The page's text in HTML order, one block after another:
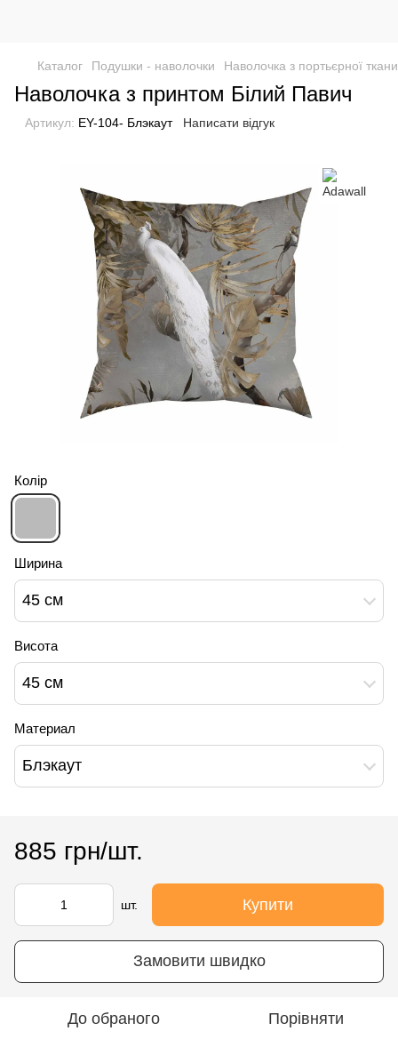
Каталог Подушки - наволочки Наволочка з портьєрної
Наволочка з принтом Білий Павич
Артикул: EY-104- Блэкаут Написати відгук
Колір
Ширина
45 см
Висота
45 см
Материал
Блэкаут
885 грн/шт.
шт. Купити
Замовити швидко
До обраного Порівняти